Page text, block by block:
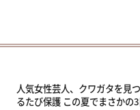
人気女性芸人、クワガタを見
るたび保護 この夏でまさかの